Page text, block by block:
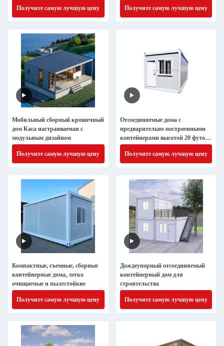
Получите самую лучшую цену
Получите самую лучшую цену
Мобильный сборный крошечный
дом Каса настраиваемая с
модульным дизайном
Получите самую лучшую цену
Отсоединяемые дома с
предварительно построенными
контейнерами высотой 20 футов,
огнеупорные и защищенные от
погодных условий.
Получите самую лучшую цену
Компактные, съемные, сборные
контейнерные дома, легко
очищаемые и пылестойкие
Получите самую лучшую цену
Дождеупорный отсоединяемый
контейнерный дом для
строительства
Получите самую лучшую цену